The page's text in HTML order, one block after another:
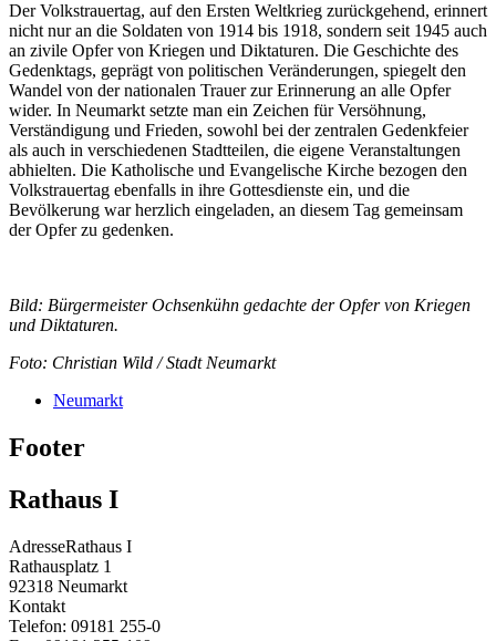
Der Volkstrauertag, auf den Ersten Weltkrieg zurückgehend, erinnert
nicht nur an die Soldaten von 1914 bis 1918, sondern seit 1945 auch
an zivile Opfer von Kriegen und Diktaturen. Die Geschichte des
Gedenktags, geprägt von politischen Veränderungen, spiegelt den
Wandel von der nationalen Trauer zur Erinnerung an alle Opfer
wider. In Neumarkt setzte man ein Zeichen für Versöhnung,
Verständigung und Frieden, sowohl bei der zentralen Gedenkfeier
als auch in verschiedenen Stadtteilen, die eigene Veranstaltungen
abhielten. Die Katholische und Evangelische Kirche bezogen den
Volkstrauertag ebenfalls in ihre Gottesdienste ein, und die
Bevölkerung war herzlich eingeladen, an diesem Tag gemeinsam
der Opfer zu gedenken.
Bild: Bürgermeister Ochsenkühn gedachte der Opfer von Kriegen
und Diktaturen.
Foto: Christian Wild / Stadt Neumarkt
Neumarkt
Footer
Rathaus I
AdresseRathaus I
Rathausplatz 1
92318 Neumarkt
Kontakt
Telefon: 09181 255-0